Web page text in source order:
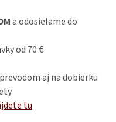
a odosielame do
od 70 €
aj na dobierku
tu